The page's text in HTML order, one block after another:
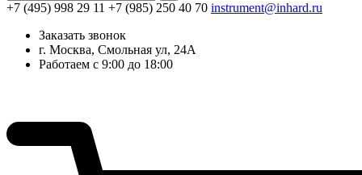
+7 (495) 998 29 11 +7 (985) 250 40 70 instrument@inhard.ru
Заказать звонок
г. Москва, Смольная ул, 24А
Работаем с 9:00 до 18:00